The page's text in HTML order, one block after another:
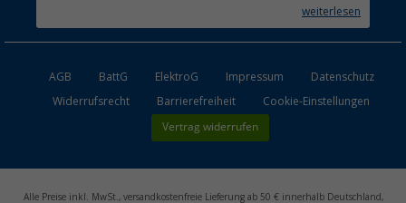
waren gut verpackt und in Ordnung. Das Gerät (Gasgrill)weiterlesen
AGB BattG ElektroG Impressum
Datenschutz
Widerrufsrecht
Barrierefreiheit Cookie-Einstellungen
Vertrag widerrufen
Alle Preise inkl. MwSt., versandkostenfreie Lieferung ab 50 € innerhalb Deutschland,